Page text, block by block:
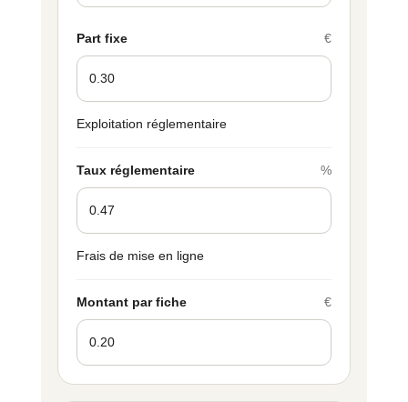
Part fixe €
Exploitation réglementaire
Taux réglementaire %
Frais de mise en ligne
Montant par fiche €